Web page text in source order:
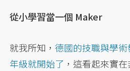
從小學習當一個 Maker
就我所知，德國的技職與學
年級就開始了 ，這看起來實